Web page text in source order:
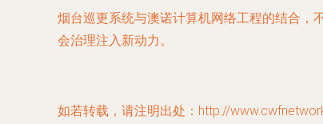
烟台巡更系统与澳诺计算机网络工程的结合，
会治理注入新动力。
如若转载，请注明出处：http://